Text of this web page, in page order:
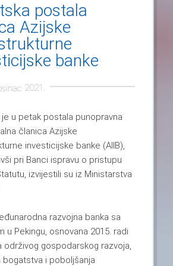
postala
Azijske
banke
2021.
je u petak postala punopravna
članica Azijske
investicijske banke (AIIB),
pri Banci ispravu o pristupu
izvijestili su iz Ministarstva
razvojna banka sa
u Pekingu, osnovana 2015. radi
održivog gospodarskog razvoja,
bogatstva i poboljšanja